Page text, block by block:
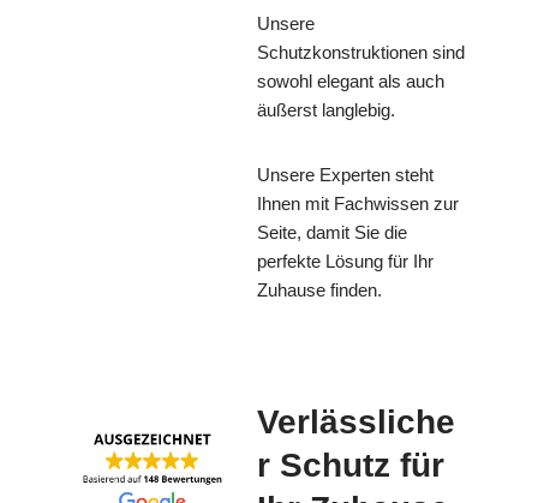
Unsere
Schutzkonstruktionen sind
sowohl elegant als auch
äußerst langlebig.
Unsere Experten steht
Ihnen mit Fachwissen zur
Seite, damit Sie die
perfekte Lösung für Ihr
Zuhause finden.
Verlässliche
r Schutz für